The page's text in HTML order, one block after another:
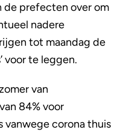
de prefecten over om
nadere
tot maandag de
voor te leggen.
van
84% voor
vanwege corona thuis